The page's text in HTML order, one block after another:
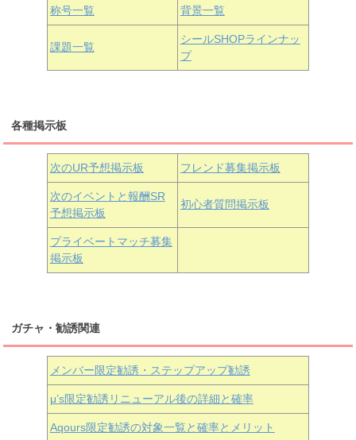
津島善子 黒澤ルビィ
浦の星女学院3年生
黒澤ダイヤ
中須かすみ 天王寺璃奈
朝香果林 近江彼方 エマ・ヴェルデ
称号一覧 背景一覧
課題一覧
シールSHOPラインナッ
プ
各種掲示板
次のUR予想掲示板 フレンド募集掲示板
次のイベントと報酬SR
予想掲示板
初心者質問掲示板
プライベートマッチ募集
掲示板
ガチャ・勧誘関連
メンバー限定勧誘・ステップアップ勧誘
μ’s限定勧誘リニューアル後の詳細と確率
Aqours限定勧誘の対象一覧と確率とメリット